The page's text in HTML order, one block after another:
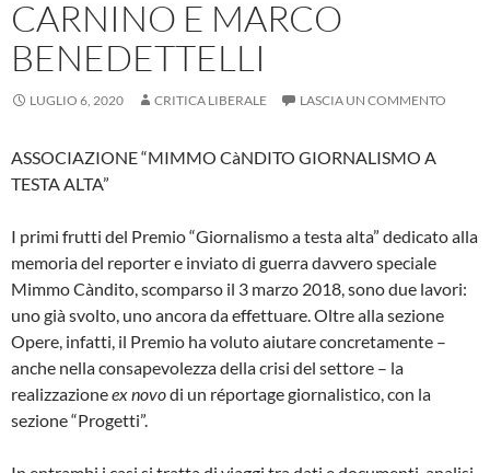
CARNINO E MARCO
BENEDETTELLI
LUGLIO 6, 2020 CRITICA LIBERALE LASCIA UN COMMENTO
ASSOCIAZIONE “MIMMO CàNDITO GIORNALISMO A
TESTA ALTA”
I primi frutti del Premio “Giornalismo a testa alta” dedicato alla
memoria del reporter e inviato di guerra davvero speciale
Mimmo Càndito, scomparso il 3 marzo 2018, sono due lavori:
uno già svolto, uno ancora da effettuare. Oltre alla sezione
Opere, infatti, il Premio ha voluto aiutare concretamente –
anche nella consapevolezza della crisi del settore – la
realizzazioneex novodi un réportage giornalistico, con la
sezione “Progetti”.